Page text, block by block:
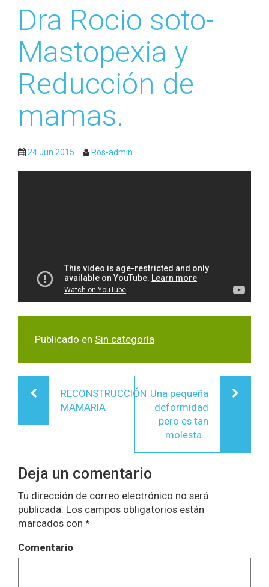
Dra Rocio soto-
Mastopexia y
Reducción de
mamas.
24 Jun 2015 Ros-admin
Publicado en Sin categoría
Navegación
de
entradas
RECONSTRUCCIÓN
MAMARIA
Una pequeña
deformidad
pero es tan
molesta…
Deja un comentario
Tu dirección de correo electrónico no será
publicada. Los campos obligatorios están
marcados con *
Comentario